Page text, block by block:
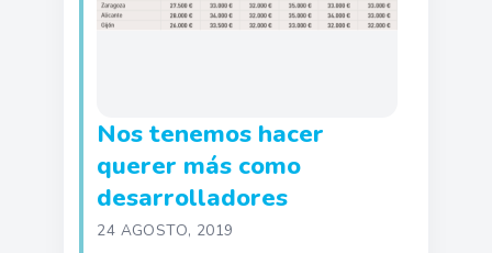
Nos tenemos hacer
querer más como
desarrolladores
24 AGOSTO, 2019